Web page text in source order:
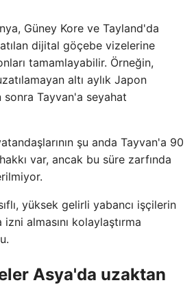
Güney Kore ve Tayland'da
dijital göçebe vizelerine
tamamlayabilir. Örneğin,
altı aylık Japon
sonra Tayvan'a seyahat
şu anda Tayvan'a 90
var, ancak bu süre zarfında
yüksek gelirli yabancı işçilerin
almasını kolaylaştırma
Asya'da uzaktan